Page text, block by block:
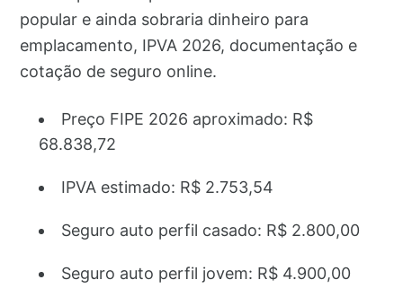
popular e ainda sobraria dinheiro para
emplacamento, IPVA 2026, documentação e
cotação de seguro online.
Preço FIPE 2026 aproximado: R$
68.838,72
IPVA estimado: R$ 2.753,54
Seguro auto perfil casado: R$ 2.800,00
Seguro auto perfil jovem: R$ 4.900,00